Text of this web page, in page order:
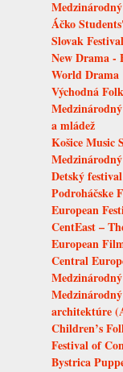
Áčko
Slovak
New Drama -
World Drama
Východná
a mládež
Košice Music
Detský
Podroháčske
European
CentEast –
European
Central
architektúre
Children’s
Festival of
Bystrica